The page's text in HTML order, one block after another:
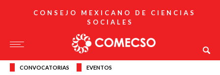
CONSEJO MEXICANO DE CIENCIAS
SOCIALES
CONVOCATORIAS EVENTOS